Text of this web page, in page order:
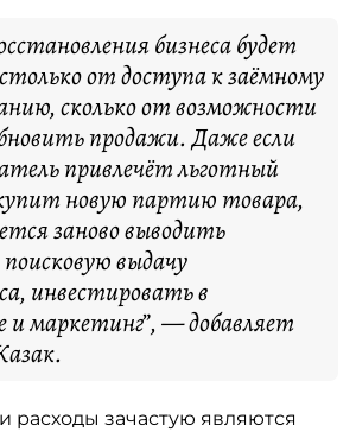
бизнеса будет
от доступа к заёмному
сколько от возможности
продажи. Даже если
привлечёт льготный
новую партию товара,
заново выводить
выдачу
инвестировать в
и маркетинг”, — добавляет
расходы зачастую являются